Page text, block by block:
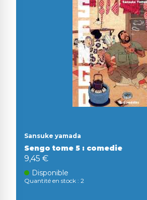
Sansuke yamada
Sengo tome 5 : comedie
9,45 €
Disponible
Quantité en stock : 2